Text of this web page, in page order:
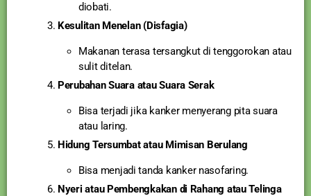
diobati.
Kesulitan Menelan (Disfagia)
Makanan terasa tersangkut di tenggorokan atau
sulit ditelan.
Perubahan Suara atau Suara Serak
Bisa terjadi jika kanker menyerang pita suara
atau laring.
Hidung Tersumbat atau Mimisan Berulang
Bisa menjadi tanda kanker nasofaring.
Nyeri atau Pembengkakan di Rahang atau Telinga